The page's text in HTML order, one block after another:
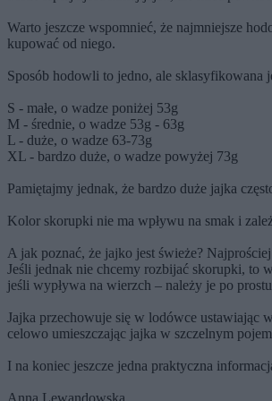
Warto jeszcze wspomnieć, że najmniejsze
kupować od niego.
Sposób hodowli to jedno, ale sklasyfikowana
S - małe, o wadze poniżej 53g
M - średnie, o wadze 53g - 63g
L - duże, o wadze 63-73g
XL - bardzo duże, o wadze powyżej 73g
Pamiętajmy jednak, że bardzo duże jajka
Kolor skorupki nie ma wpływu na smak i
A jak poznać, że jajko jest świeże?
Jeśli jednak nie chcemy rozbijać skorupki, to
jeśli wypływa na wierzch – należy je po
Jajka przechowuje się w lodówce ustawiając
celowo umieszczając jajka w szczelnym
I na koniec jeszcze jedna praktyczna